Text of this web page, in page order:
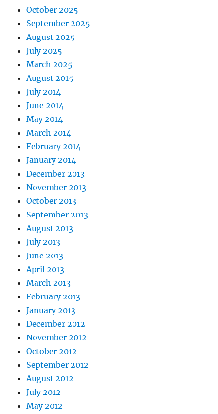
October 2025
September 2025
August 2025
July 2025
March 2025
August 2015
July 2014
June 2014
May 2014
March 2014
February 2014
January 2014
December 2013
November 2013
October 2013
September 2013
August 2013
July 2013
June 2013
April 2013
March 2013
February 2013
January 2013
December 2012
November 2012
October 2012
September 2012
August 2012
July 2012
May 2012